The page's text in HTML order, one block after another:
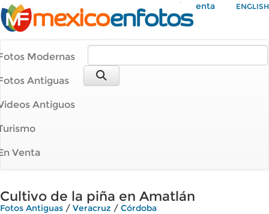
Mi Cuenta ENGLISH
Modernas
Antiguas
Antiguos
Venta
Cultivo de la piña en Amatlán
Fotos Antiguas / Veracruz / Córdoba